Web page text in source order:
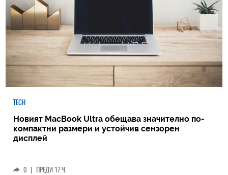
TECH
Новият MacBook Ultra обещава значително по-
компактни размери и устойчив сензорен
дисплей
0 | ПРЕДИ 17 Ч.